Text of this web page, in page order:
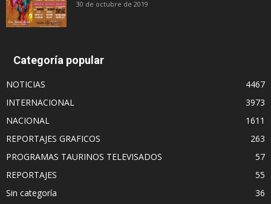
30 de octubre de 2019
Categoría popular
NOTICIAS
4467
INTERNACIONAL
3973
NACIONAL
1611
REPORTAJES GRAFICOS
263
PROGRAMAS TAURINOS TELEVISADOS
57
REPORTAJES
55
Sin categoría
36